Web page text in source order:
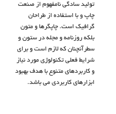
تولید سادگی نامفهوم از صنعت
چاپ و با استفاده از طراحان
گرافیک است. چاپگرها و متون
بلکه روزنامه و مجله در ستون و
سطرآنچنان که لازم است و برای
شرایط فعلی تکنولوژی مورد نیاز
و کاربردهای متنوع با هدف بهبود
ابزارهای کاربردی می باشد.